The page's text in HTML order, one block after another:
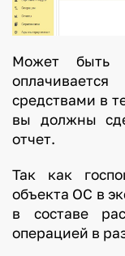
Может быть
средствами в
вы должны
отчет.
Так как
объекта ОС в
в составе
операцией в